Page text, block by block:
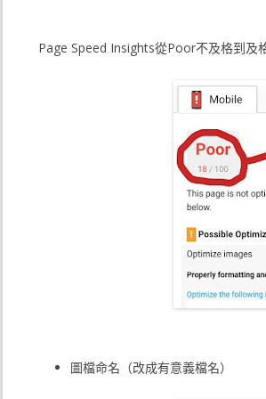
Page Speed Insights從Poor不及格到及
圖檔命名（改成有意義檔名）